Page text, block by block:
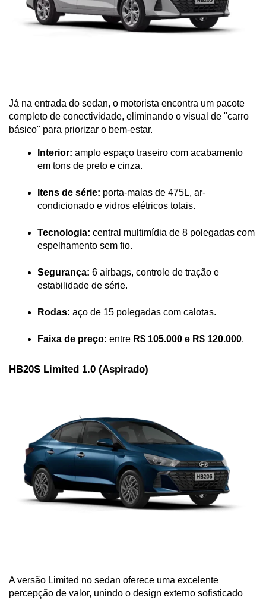
Já na entrada do sedan, o motorista encontra um pacote
completo de conectividade, eliminando o visual de "carro
básico" para priorizar o bem-estar.
Interior: amplo espaço traseiro com acabamento
em tons de preto e cinza.
Itens de série: porta-malas de 475L, ar-
condicionado e vidros elétricos totais.
Tecnologia: central multimídia de 8 polegadas com
espelhamento sem fio.
Segurança: 6 airbags, controle de tração e
estabilidade de série.
Rodas: aço de 15 polegadas com calotas.
Faixa de preço: entre R$ 105.000 e R$ 120.000.
HB20S Limited 1.0 (Aspirado)
A versão Limited no sedan oferece uma excelente
percepção de valor, unindo o design externo sofisticado